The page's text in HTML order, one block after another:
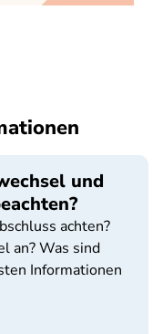
und
achten?
an? Was sind
Informationen